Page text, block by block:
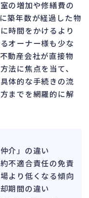
の増加や修繕費の
築年数が経過した物
時間をかけるより
オーナー様も少な
動産会社が直接物
法に焦点を当て、
体的な手続きの流
までを網羅的に解
介」の違い
不適合責任の免責
より低くなる傾向
期間の違い